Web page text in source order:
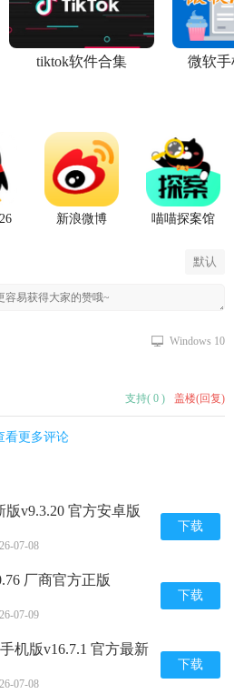
tiktok软件合集 微软手
新浪微博
喵喵探案馆
默认
Windows 10
支持( 0 ) 盖楼(回复)
看更多评论
版v9.3.20 官方安卓版
07-08
下载
厂商官方正版
07-09
下载
机版v16.7.1 官方最新
07-08
下载